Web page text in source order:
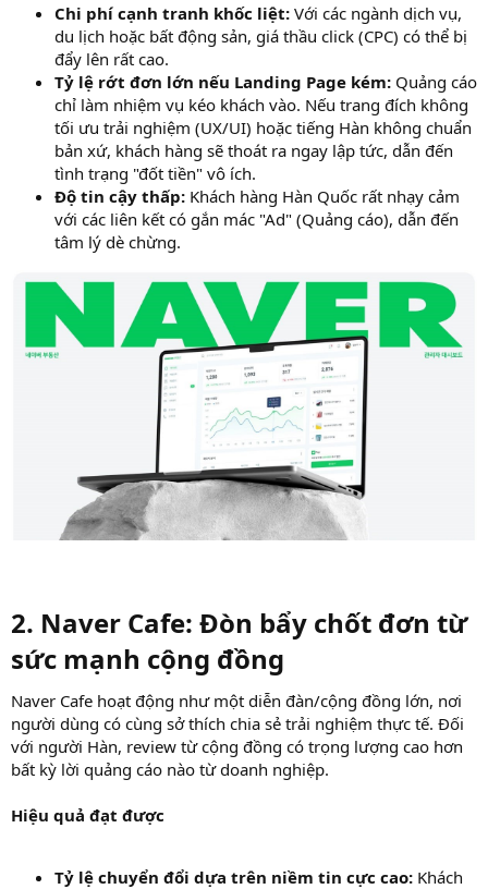
Chi phí cạnh tranh khốc liệt: Với các ngành dịch vụ,
du lịch hoặc bất động sản, giá thầu click (CPC) có thể bị
đẩy lên rất cao.
Tỷ lệ rớt đơn lớn nếu Landing Page kém: Quảng cáo
chỉ làm nhiệm vụ kéo khách vào. Nếu trang đích không
tối ưu trải nghiệm (UX/UI) hoặc tiếng Hàn không chuẩn
bản xứ, khách hàng sẽ thoát ra ngay lập tức, dẫn đến
tình trạng "đốt tiền" vô ích.
Độ tin cậy thấp: Khách hàng Hàn Quốc rất nhạy cảm
với các liên kết có gắn mác "Ad" (Quảng cáo), dẫn đến
tâm lý dè chừng.
2. Naver Cafe: Đòn bẩy chốt đơn từ
sức mạnh cộng đồng
Naver Cafe hoạt động như một diễn đàn/cộng đồng lớn, nơi
người dùng có cùng sở thích chia sẻ trải nghiệm thực tế. Đối
với người Hàn, review từ cộng đồng có trọng lượng cao hơn
bất kỳ lời quảng cáo nào từ doanh nghiệp.
Hiệu quả đạt được
Tỷ lệ chuyển đổi dựa trên niềm tin cực cao: Khách